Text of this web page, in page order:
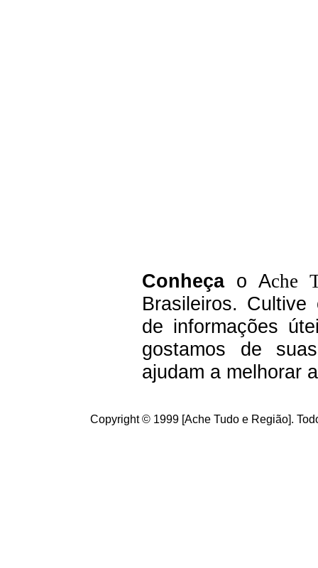
Conheçao Ache
Brasileiros.
de informações
gostamos de
ajudam a melhorar
Copyright © 1999 [Ache Tudo e Região].